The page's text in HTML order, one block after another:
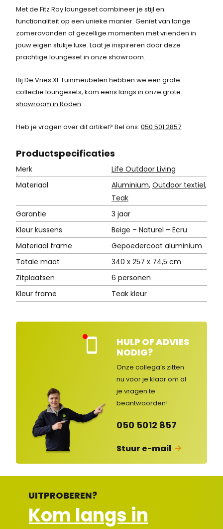
Met de Fitz Roy loungeset combineer je stijl en
functionaliteit op een unieke manier. Geniet van lange
zomeravonden of gezellige momenten met vrienden in
jouw eigen stukje luxe. Laat je inspireren door deze
prachtige loungeset in onze showroom.
Bij De Vries XL Tuinmeubelen hebben we een grote
collectie loungesets, kom eens langs in onzegrote
showroom in Roden.
Heb je vragen over dit artikel? Bel ons:050 501 2857
Productspecificaties
Merk
Life Outdoor Living
Materiaal
Aluminium, Outdoor textiel,
Teak
Garantie
3 jaar
Kleur kussens
Beige – Naturel – Ecru
Materiaal frame
Gepoedercoat aluminium
Totale maat
340 x 257 x 74,5 cm
Zitplaatsen
6 personen
Kleur frame
Teak kleur
nte
en
HULP OF ADVIES
NODIG?
Onze collega’s zitten
nu voor je klaar om al
je vragen te
beantwoorden!
050 5012 857
Stuur e-mail
UITPROBEREN?
Kom langs in